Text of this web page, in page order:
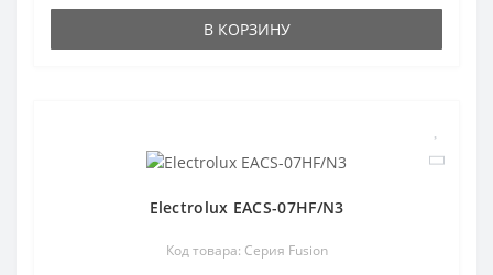
В КОРЗИНУ
Electrolux EACS-07HF/N3
Код товара: Серия Fusion